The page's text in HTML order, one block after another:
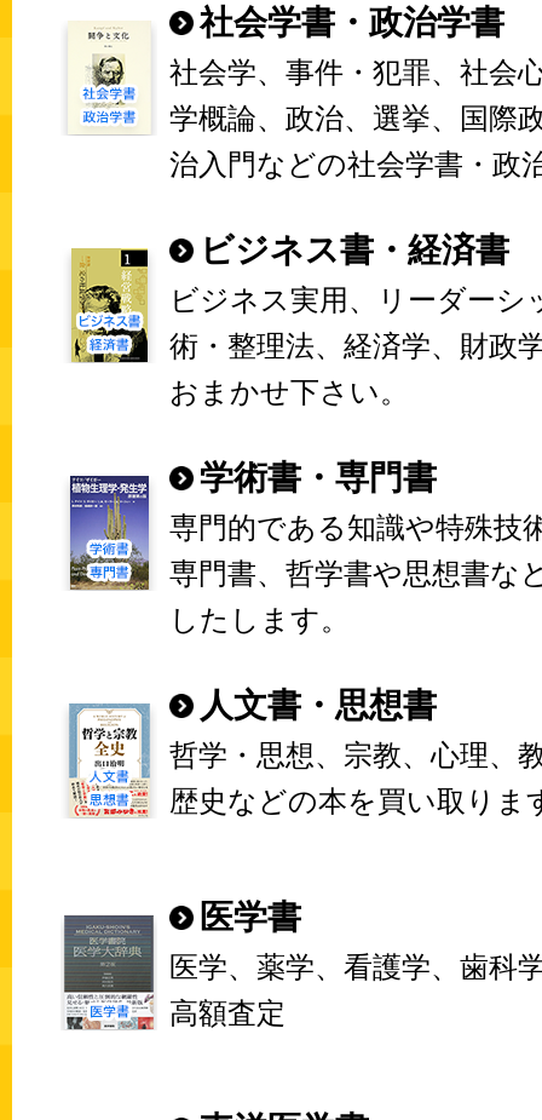
社会学書・政治学書
社会学、事件・犯罪、社会
学概論、政治、選挙、国際
治入門などの社会学書・政
ビジネス書・経済書
ビジネス実用、リーダーシ
術・整理法、経済学、財政
おまかせ下さい。
学術書・専門書
専門的である知識や特殊技
専門書、哲学書や思想書な
したします。
人文書・思想書
哲学・思想、宗教、心理、
歴史などの本を買い取りま
医学書
医学、薬学、看護学、歯科
高額査定